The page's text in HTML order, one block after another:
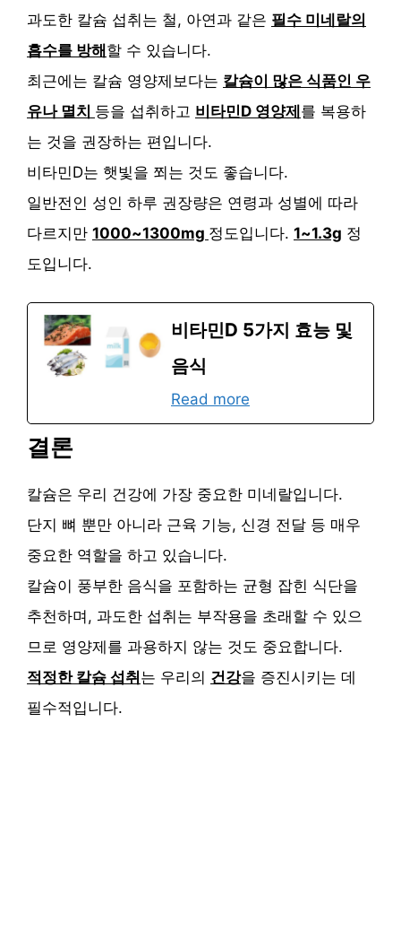
과도한 칼슘 섭취는 철, 아연과 같은 필수 미네랄의
흡수를 방해 할 수 있습니다.
최근에는 칼슘 영양제보다는 칼슘이 많은 식품인 우
유나 멸치 등을 섭취하고 비타민D 영양제 를 복용하
는 것을 권장하는 편입니다.
비타민D는 햇빛을 쬐는 것도 좋습니다.
일반전인 성인 하루 권장량은 연령과 성별에 따라
다르지만 1000~1300mg 정도입니다. 1~1.3g 정
도입니다.
비타민D 5가지 효능 및
음식
Read more
결론
칼슘은 우리 건강에 가장 중요한 미네랄입니다.
단지 뼈 뿐만 아니라 근육 기능, 신경 전달 등 매우
중요한 역할을 하고 있습니다.
칼슘이 풍부한 음식을 포함하는 균형 잡힌 식단을
추천하며, 과도한 섭취는 부작용을 초래할 수 있으
므로 영양제를 과용하지 않는 것도 중요합니다.
적정한 칼슘 섭취는 우리의 건강을 증진시키는 데
필수적입니다.